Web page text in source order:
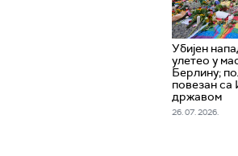
Убијен
улетео у
Берлину;
повезан
државом
26. 07. 2026.